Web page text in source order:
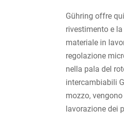
Gühring offre
rivestimento e
materiale in
regolazione
nella pala del
intercambiabili
mozzo,
lavorazione dei